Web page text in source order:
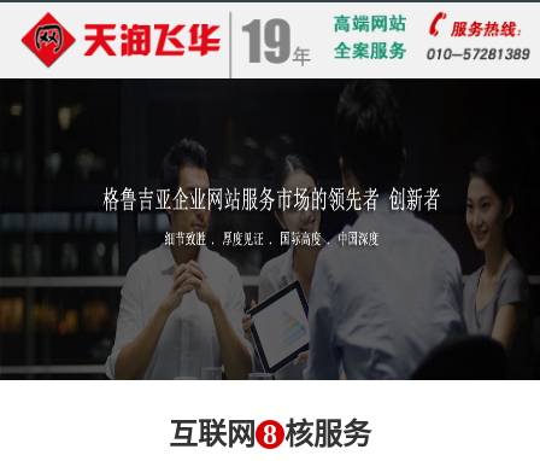
互联网 8 核服务